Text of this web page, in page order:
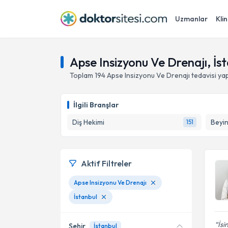
Uzmanlar
Apse Insizyonu Ve Drenajı,
Toplam 194Apse Insizyonu Ve Drenajı tedavisi
İlgili Branşlar
Diş Hekimi
151
Aktif Filtreler
Apse Insizyonu Ve Drenajı
İstanbul
Şehir İstanbul